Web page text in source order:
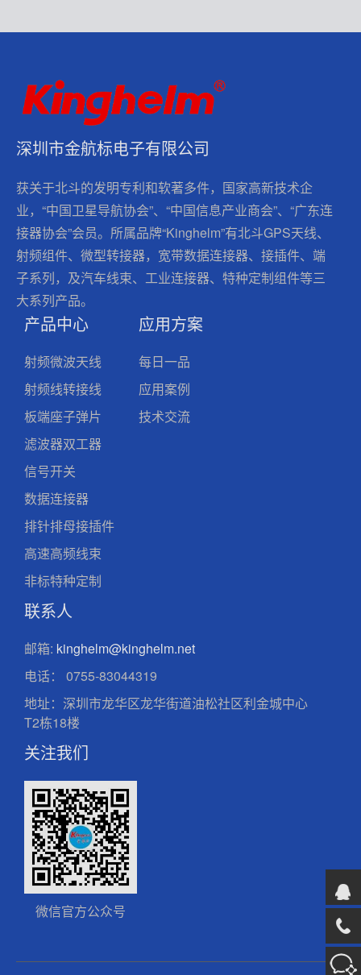
深圳市金航标电子有限公司
获关于北斗的发明专利和软著多件，国家高新技术企
业，“中国卫星导航协会”、“中国信息产业商会”、“广东连
接器协会”会员。所属品牌“Kinghelm”有北斗GPS天线、
射频组件、微型转接器，宽带数据连接器、接插件、端
子系列，及汽车线束、工业连接器、特种定制组件等三
大系列产品。
产品中心
射频微波天线
射频线转接线
板端座子弹片
滤波器双工器
信号开关
数据连接器
排针排母接插件
高速高频线束
非标特种定制
应用方案
每日一品
应用案例
技术交流
联系人
邮箱: kinghelm@kinghelm.net
电话：
0755-83044319
地址：深圳市龙华区龙华街道油松社区利金城中心
T2栋18楼
关注我们
微信官方公众号